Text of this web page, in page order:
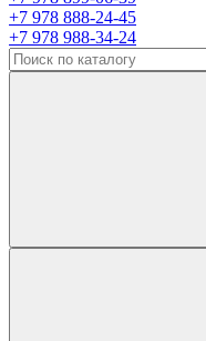
+7 978 888-24-45
+7 978 988-34-24